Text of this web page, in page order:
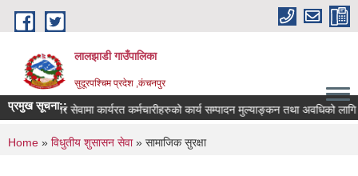
Skip to main content
लालझाडी गाउँपालिका
सुदूरपश्चिम प्रदेश ,कंचनपुर
प्रमुख सूचना::करार सेवामा कार्यरत कर्मचारीहरुको कार्य सम्पादन मुल्याङ्कन तथा अवधिको
You are here
Home » विधुतीय शुसासन सेवा» सामाजिक सुरक्षा